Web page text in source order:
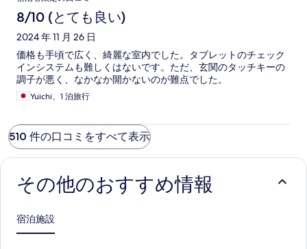
8/10 (とても良い)
2024 年 11 月 26 日
価格も手頃で広く、綺麗な室内でした。タブレットのチェック
インシステムも難しくはないです。ただ、玄関のタッチキーの
調子が悪く、なかなか開かないのが難点でした。
Yuichi、1 泊旅行
510 件の口コミをすべて表示
その他のおすすめ情報
宿泊施設